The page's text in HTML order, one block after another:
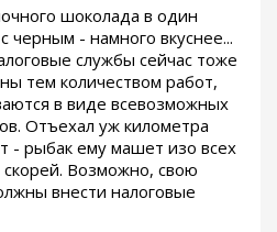
шоколада в один
черным - намного вкуснее...
службы сейчас тоже
тем количеством работ,
в виде всевозможных
Отъехал уж километра
- рыбак ему машет изо всех
Возможно, свою
внести налоговые